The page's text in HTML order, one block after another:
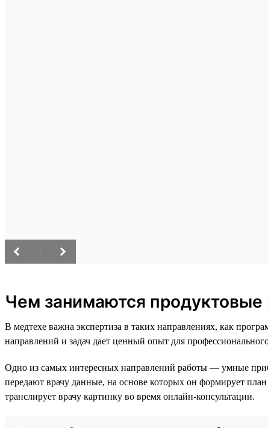
Чем занимаются продуктовые
В медтехе важна экспертиза в таких направлениях, как
направлений и задач дает ценный опыт для
Одно из самых интересных направлений работы — умные
передают врачу данные, на основе которых он формирует
транслирует врачу картинку во время онлайн-консультации.